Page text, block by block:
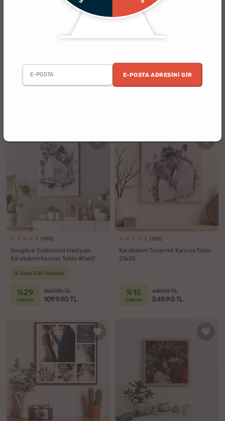
E-POSTA ADRESINI GIR
30x40
2. Ürün %30 İndirimli
(192)
Sevgiliye Yıldönümü Hediyesi
Karakalem Kanvas Tablo 40x60
2. Ürün %30 İndirimli
%29
indirim
1549.90 TL
1099.90 TL
(132)
Karakalem Tasarımlı Kanvas Tablo
25x25
%15
indirim
649.90 TL
549.90 TL